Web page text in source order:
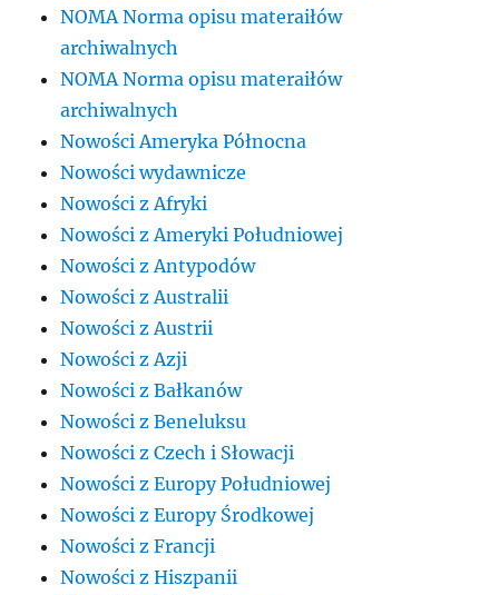
NOMA Norma opisu materaiłów
archiwalnych
NOMA Norma opisu materaiłów
archiwalnych
Nowości Ameryka Północna
Nowości wydawnicze
Nowości z Afryki
Nowości z Ameryki Południowej
Nowości z Antypodów
Nowości z Australii
Nowości z Austrii
Nowości z Azji
Nowości z Bałkanów
Nowości z Beneluksu
Nowości z Czech i Słowacji
Nowości z Europy Południowej
Nowości z Europy Środkowej
Nowości z Francji
Nowości z Hiszpanii